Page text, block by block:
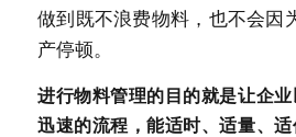
服务模式
做到既不浪费物料，也不会因
产停顿。
进行物料管理的目的就是让企
迅速的流程，能适时、适量、